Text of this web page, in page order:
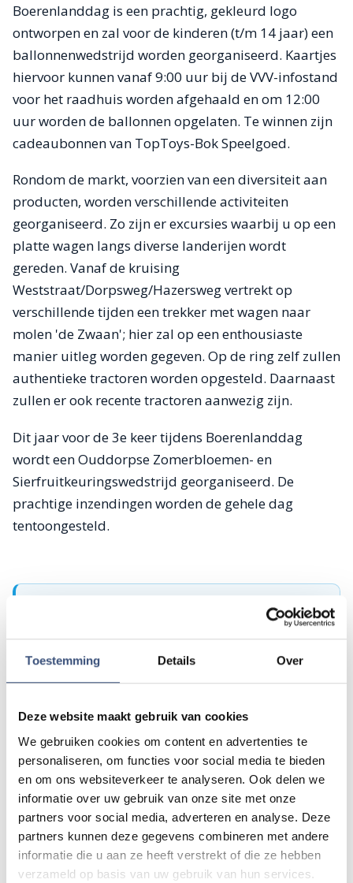
Toestemming Details Over
Deze website maakt gebruik van cookies
We gebruiken cookies om content en advertenties te
personaliseren, om functies voor social media te bieden
en om ons websiteverkeer te analyseren. Ook delen we
informatie over uw gebruik van onze site met onze
partners voor social media, adverteren en analyse. Deze
partners kunnen deze gegevens combineren met andere
informatie die u aan ze heeft verstrekt of die ze hebben
verzameld op basis van uw gebruik van hun services.
Boerenlanddag is een prachtig, gekleurd logo
ontworpen en zal voor de kinderen (t/m 14 jaar) een
ballonnenwedstrijd worden georganiseerd. Kaartjes
hiervoor kunnen vanaf 9:00 uur bij de VVV-infostand
voor het raadhuis worden afgehaald en om 12:00
uur worden de ballonnen opgelaten. Te winnen zijn
cadeaubonnen van TopToys-Bok Speelgoed.
Rondom de markt, voorzien van een diversiteit aan
producten, worden verschillende activiteiten
georganiseerd. Zo zijn er excursies waarbij u op een
platte wagen langs diverse landerijen wordt
gereden. Vanaf de kruising
Weststraat/Dorpsweg/Hazersweg vertrekt op
verschillende tijden een trekker met wagen naar
molen 'de Zwaan'; hier zal op een enthousiaste
manier uitleg worden gegeven. Op de ring zelf zullen
authentieke tractoren worden opgesteld. Daarnaast
zullen er ook recente tractoren aanwezig zijn.
Dit jaar voor de 3e keer tijdens Boerenlanddag
wordt een Ouddorpse Zomerbloemen- en
Sierfruitkeuringswedstrijd georganiseerd. De
prachtige inzendingen worden de gehele dag
tentoongesteld.
of als je politie of andere hulpdiensten ergens ziet: laat
het ons weten!
Mail naar
redactie@omroeparchipel.nl
WhatsApp 0187-609512
📞 Bel naar 0187-682630
Foutje gezien of twijfel over een advertentie?
Zie je een fout in dit artikel, werkt iets niet goed of kom je een
advertentie tegen die niet klopt? Laat het ons weten via
redactie@omroeparchipel.nl. We kijken er graag naar.